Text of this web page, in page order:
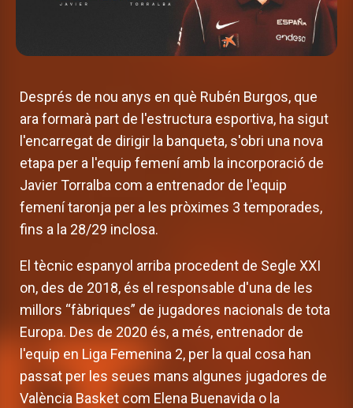
Després de nou anys en què Rubén Burgos, que
ara formarà part de l'estructura esportiva, ha sigut
l'encarregat de dirigir la banqueta, s'obri una nova
etapa per a l'equip femení amb la incorporació de
Javier Torralba com a entrenador de l'equip
femení taronja per a les pròximes 3 temporades,
fins a la 28/29 inclosa.
El tècnic espanyol arriba procedent de Segle XXI
on, des de 2018, és el responsable d'una de les
millors “fàbriques” de jugadores nacionals de tota
Europa. Des de 2020 és, a més, entrenador de
l'equip en Liga Femenina 2, per la qual cosa han
passat per les seues mans algunes jugadores de
València Basket com Elena Buenavida o la